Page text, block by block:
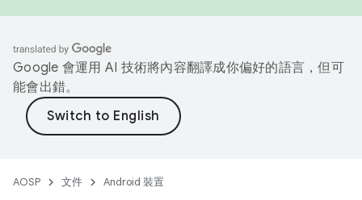
Google 會運用 AI 技術將內容翻譯成你偏好的語言，但可
能會出錯。
AOSP 文件 Android 裝置